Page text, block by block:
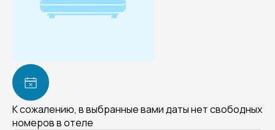
К сожалению, в выбранные вами даты нет свободных
номеров в отеле